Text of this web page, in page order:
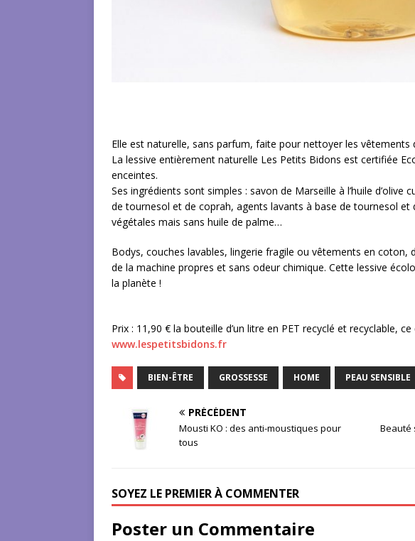
Elle est naturelle, sans parfum, faite pour nettoyer les vêtements
La lessive entièrement naturelle Les Petits Bidons est certifiée
enceintes.
Ses ingrédients sont simples : savon de Marseille à l’huile d’olive
de tournesol et de coprah, agents lavants à base de tournesol et
végétales mais sans huile de palme…
Bodys, couches lavables, lingerie fragile ou vêtements en
de la machine propres et sans odeur chimique. Cette lessive
la planète !
Prix : 11,90 € la bouteille d’un litre en PET recyclé et recyclable,
www.lespetitsbidons.fr
BIEN-ÊTRE GROSSESSE HOME PEAU SENSIBLE
PRÉCÉDENT
Mousti KO : des anti-moustiques pour
tous
Beauté
SOYEZ LE PREMIER À COMMENTER
Poster un Commentaire